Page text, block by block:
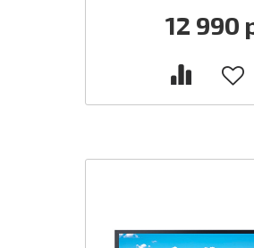
12 990